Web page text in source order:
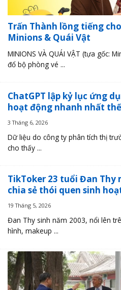
Trấn Thành lồng tiếng
Minions & Quái Vật
MINIONS VÀ QUÁI VẬT (tựa gốc:
đổ bộ phòng vé ...
ChatGPT lập kỷ lục ứng
hoạt động nhanh nhất
3 Tháng 6, 2026
Dữ liệu do công ty phân tích thị
cho thấy ...
TikToker 23 tuổi Đan Thy
chia sẻ thói quen sinh
19 Tháng 5, 2026
Đan Thy sinh năm 2003, nổi lên
hình, makeup ...